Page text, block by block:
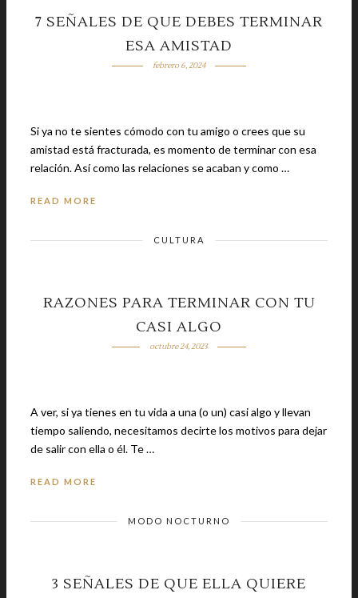
7 SEÑALES DE QUE DEBES TERMINAR
ESA AMISTAD
febrero 6, 2024
Si ya no te sientes cómodo con tu amigo o crees que su
amistad está fracturada, es momento de terminar con esa
relación. Así como las relaciones se acaban y como …
READ MORE
CULTURA
RAZONES PARA TERMINAR CON TU
CASI ALGO
octubre 24, 2023
A ver, si ya tienes en tu vida a una (o un) casi algo y llevan
tiempo saliendo, necesitamos decirte los motivos para dejar
de salir con ella o él. Te …
READ MORE
MODO NOCTURNO
3 SEÑALES DE QUE ELLA QUIERE